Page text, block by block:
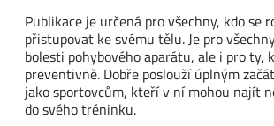
Publikace je určená pro všechny, kdo se
přistupovat ke svému tělu. Je pro
bolesti pohybového aparátu, ale i pro
preventivně. Dobře poslouží úplným
jako sportovcům, kteří v ní mohou najít
do svého tréninku.